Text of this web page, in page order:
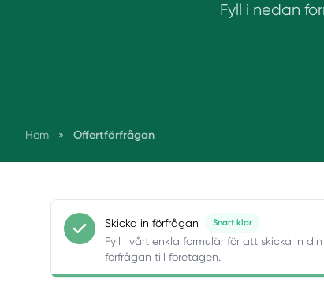
Fyll i nedan
Hem » Offertförfrågan
Skicka in förfrågan Snart klar
Fyll i vårt enkla formulär för att skicka in din
förfrågan till företagen.